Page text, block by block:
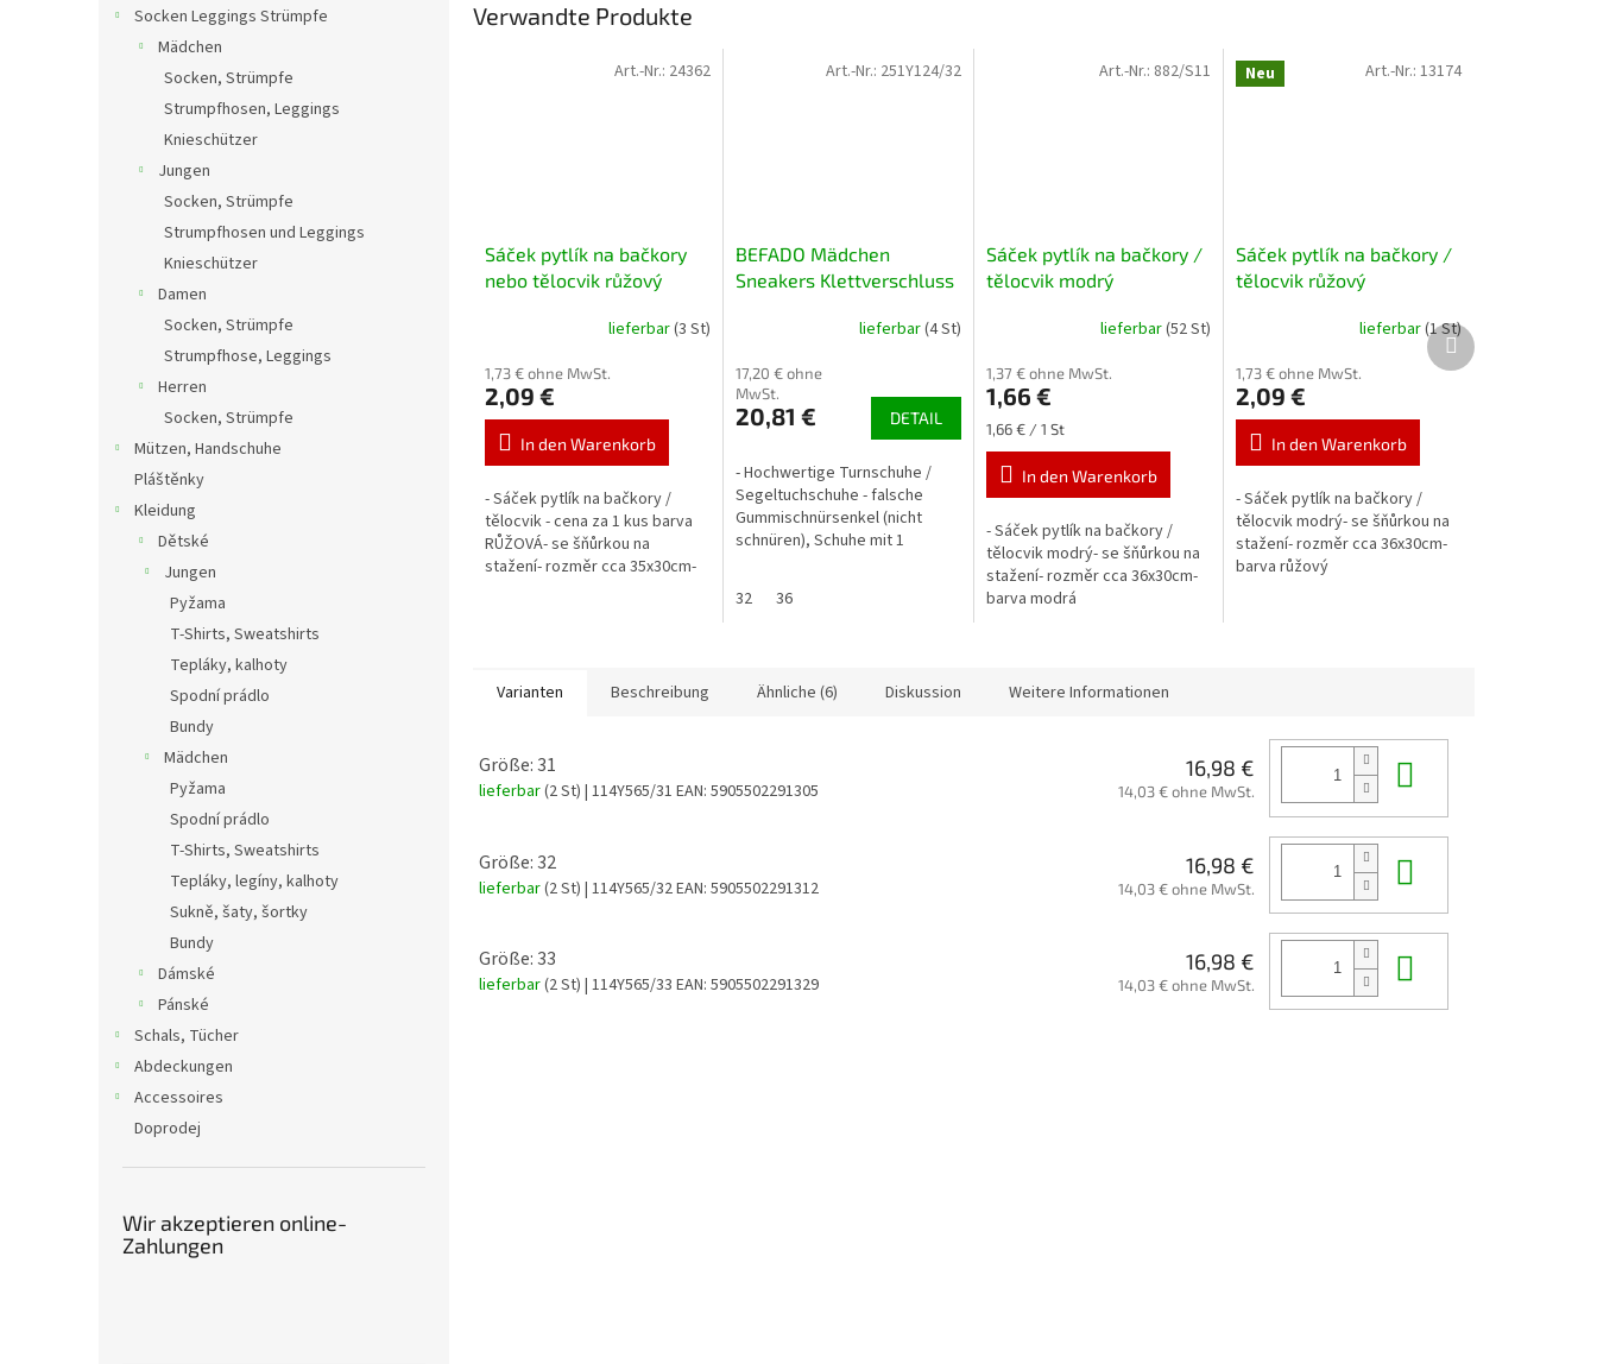
Socken Leggings Strümpfe
Mädchen
Socken, Strümpfe
Strumpfhosen, Leggings
Knieschützer
Jungen
Socken, Strümpfe
Strumpfhosen und Leggings
Knieschützer
Damen
Socken, Strümpfe
Strumpfhose, Leggings
Herren
Socken, Strümpfe
Mützen, Handschuhe
Pláštěnky
Kleidung
Dětské
Jungen
Pyžama
T-Shirts, Sweatshirts
Tepláky, kalhoty
Spodní prádlo
Bundy
Mädchen
Pyžama
Spodní prádlo
T-Shirts, Sweatshirts
Tepláky, legíny, kalhoty
Sukně, šaty, šortky
Bundy
Dámské
Pánské
Schals, Tücher
Abdeckungen
Accessoires
Doprodej
Wir akzeptieren online-
Zahlungen
Verwandte Produkte
Sáček pytlík na bačkory
nebo tělocvik růžový
lieferbar(3 St)
1,73 € ohne MwSt.
2,09 €
In den Warenkorb
- Sáček pytlík na bačkory /
tělocvik - cena za 1 kus barva
RŮŽOVÁ- se šňůrkou na
stažení- rozměr cca 35x30cm-
Art.-Nr.: 24362
BEFADO Mädchen
Sneakers Klettverschluss
lieferbar(4 St)
17,20 € ohne
MwSt.
20,81 € DETAIL
- Hochwertige Turnschuhe /
Segeltuchschuhe - falsche
Gummischnürsenkel (nicht
schnüren), Schuhe mit 1
mit...
32 36
Art.-Nr.: 251Y124/32
Sáček pytlík na bačkory /
tělocvik modrý
lieferbar(52 St)
1,37 € ohne MwSt.
1,66 €
Verkaufspreis:
1,66 € / 1 St
In den Warenkorb
- Sáček pytlík na bačkory /
tělocvik modrý- se šňůrkou na
stažení- rozměr cca 36x30cm-
barva modrá
Art.-Nr.: 882/S11 Neu
Sáček pytlík na bačkory /
tělocvik růžový
lieferbar(1 St)
1,73 € ohne MwSt.
2,09 €
In den Warenkorb
- Sáček pytlík na bačkory /
tělocvik modrý- se šňůrkou na
stažení- rozměr cca 36x30cm-
barva růžový
Art.-Nr.: 13174
Nächstes
Produkt
Varianten Beschreibung Ähnliche (6) Diskussion Weitere Informationen
Größe: 31
lieferbar(2 St) | 114Y565/31 EAN: 5905502291305
16,98 €
14,03 € ohne MwSt.
Größe: 32
lieferbar(2 St) | 114Y565/32EAN: 5905502291312
16,98 €
14,03 € ohne MwSt.
Größe: 33
lieferbar(2 St) | 114Y565/33 EAN: 5905502291329
16,98 €
14,03 € ohne MwSt.